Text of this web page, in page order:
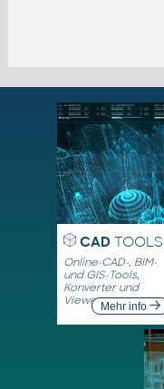
CADTOOLS
Online-CAD-, BIM-
und GIS-Tools,
Konverter und
ViewerMehr info